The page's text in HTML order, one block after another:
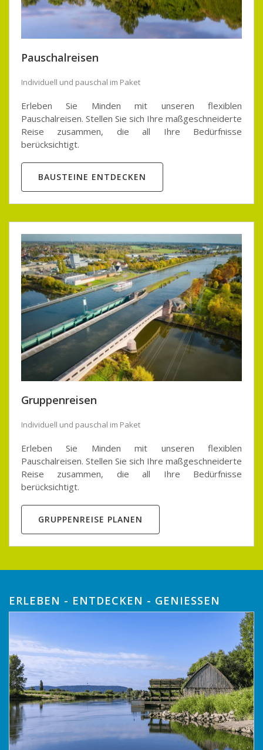
Pauschalreisen
Individuell und pauschal im Paket
Erleben Sie Minden mit unseren flexiblen
Pauschalreisen. Stellen Sie sich Ihre maßgeschneiderte
Reise zusammen, die all Ihre Bedürfnisse
berücksichtigt.
BAUSTEINE ENTDECKEN
Gruppenreisen
Individuell und pauschal im Paket
Erleben Sie Minden mit unseren flexiblen
Pauschalreisen. Stellen Sie sich Ihre maßgeschneiderte
Reise zusammen, die all Ihre Bedürfnisse
berücksichtigt.
GRUPPENREISE PLANEN
ERLEBEN - ENTDECKEN - GENIESSEN